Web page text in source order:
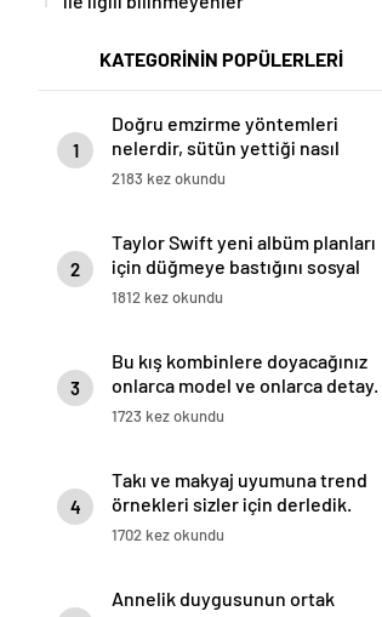
KATEGORİNİN POPÜLERLERİ
1
Doğru emzirme yöntemleri
nelerdir, sütün yettiği nasıl
anlaşılır?
2183 kez okundu
2
Taylor Swift yeni albüm planları
için düğmeye bastığını sosyal
medyadan duyurdu!
1812 kez okundu
3
Bu kış kombinlere doyacağınız
onlarca model ve onlarca detay.
1723 kez okundu
4
Takı ve makyaj uyumuna trend
örnekleri sizler için derledik.
1702 kez okundu
Annelik duygusunun ortak